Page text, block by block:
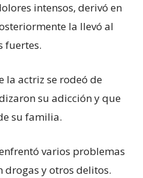
intensos, derivó en
la llevó al
fuertes.
la actriz se rodeó de
su adicción y que
su familia.
varios problemas
drogas y otros delitos.